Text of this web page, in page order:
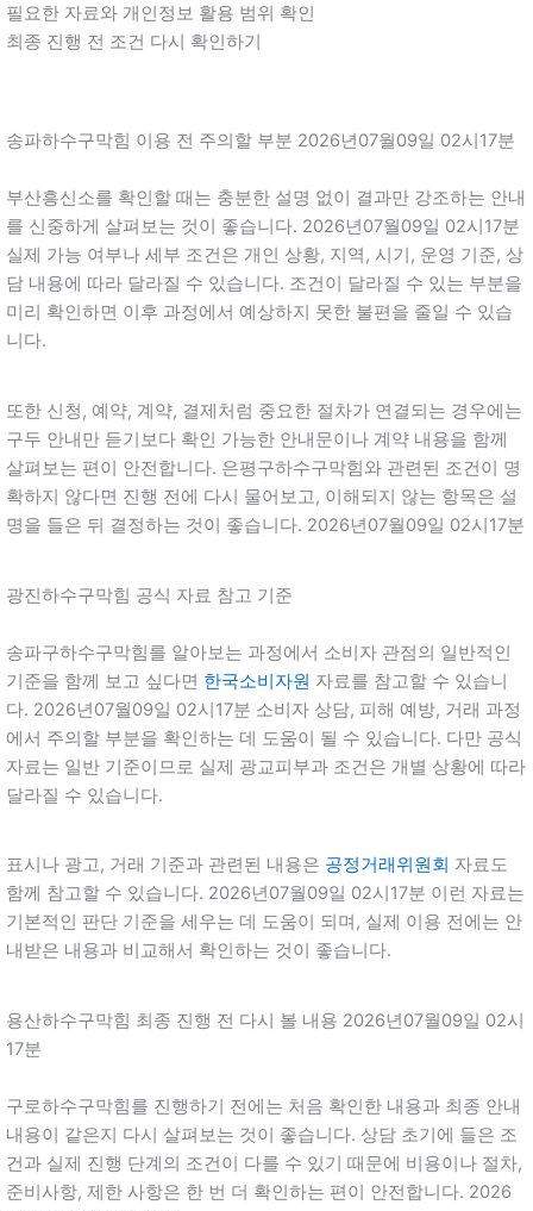
필요한 자료와 개인정보 활용 범위 확인
최종 진행 전 조건 다시 확인하기
송파하수구막힘 이용 전 주의할 부분 2026년07월09일 02시17분
부산흥신소를 확인할 때는 충분한 설명 없이 결과만 강조하는 안내
를 신중하게 살펴보는 것이 좋습니다. 2026년07월09일 02시17분
실제 가능 여부나 세부 조건은 개인 상황, 지역, 시기, 운영 기준, 상
담 내용에 따라 달라질 수 있습니다. 조건이 달라질 수 있는 부분을
미리 확인하면 이후 과정에서 예상하지 못한 불편을 줄일 수 있습
니다.
또한 신청, 예약, 계약, 결제처럼 중요한 절차가 연결되는 경우에는
구두 안내만 듣기보다 확인 가능한 안내문이나 계약 내용을 함께
살펴보는 편이 안전합니다. 은평구하수구막힘와 관련된 조건이 명
확하지 않다면 진행 전에 다시 물어보고, 이해되지 않는 항목은 설
명을 들은 뒤 결정하는 것이 좋습니다. 2026년07월09일 02시17분
광진하수구막힘 공식 자료 참고 기준
송파구하수구막힘를 알아보는 과정에서 소비자 관점의 일반적인
기준을 함께 보고 싶다면 한국소비자원 자료를 참고할 수 있습니
다. 2026년07월09일 02시17분 소비자 상담, 피해 예방, 거래 과정
에서 주의할 부분을 확인하는 데 도움이 될 수 있습니다. 다만 공식
자료는 일반 기준이므로 실제 광교피부과 조건은 개별 상황에 따라
달라질 수 있습니다.
표시나 광고, 거래 기준과 관련된 내용은 공정거래위원회 자료도
함께 참고할 수 있습니다. 2026년07월09일 02시17분 이런 자료는
기본적인 판단 기준을 세우는 데 도움이 되며, 실제 이용 전에는 안
내받은 내용과 비교해서 확인하는 것이 좋습니다.
용산하수구막힘 최종 진행 전 다시 볼 내용 2026년07월09일 02시
17분
구로하수구막힘를 진행하기 전에는 처음 확인한 내용과 최종 안내
내용이 같은지 다시 살펴보는 것이 좋습니다. 상담 초기에 들은 조
건과 실제 진행 단계의 조건이 다를 수 있기 때문에 비용이나 절차,
준비사항, 제한 사항은 한 번 더 확인하는 편이 안전합니다. 2026